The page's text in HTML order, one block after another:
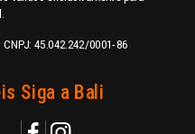
CNPJ: 45.042.242/0001-86
Siga a Bali